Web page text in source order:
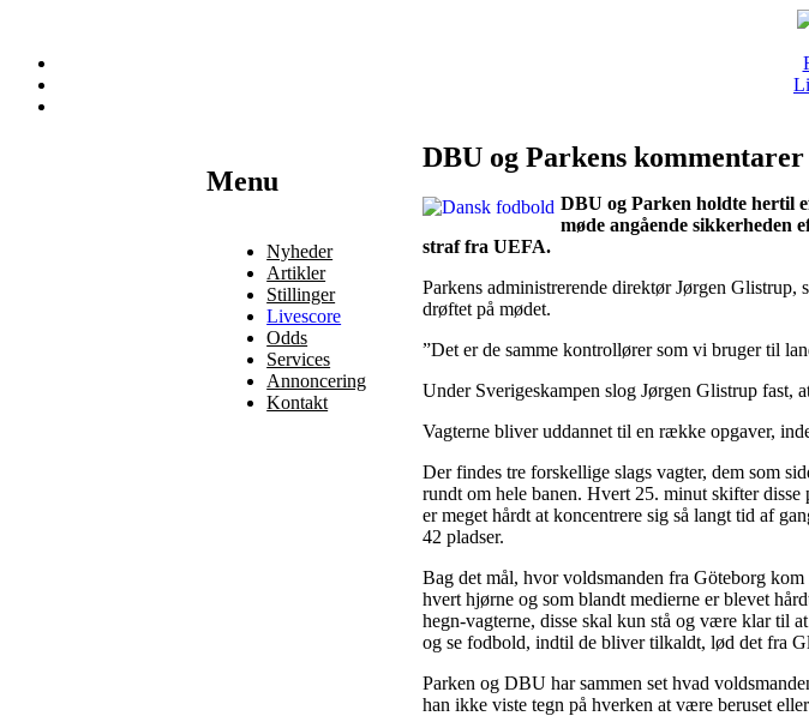
Menu
Nyheder
Artikler
Stillinger
Livescore
Odds
Services
Annoncering
Kontakt
DBU og Parkens kommentarer
DBU og Parken holdte hertil
møde angående sikkerheden
straf fra UEFA.
Parkens administrerende direktør Jørgen
drøftet på mødet.
”Det er de samme kontrollører som vi bruger til
Under Sverigeskampen slog Jørgen Glistrup fast,
Vagterne bliver uddannet til en række opgaver,
Der findes tre forskellige slags vagter, dem som
rundt om hele banen. Hvert 25. minut skifter disse
er meget hårdt at koncentrere sig så langt tid af
42 pladser.
Bag det mål, hvor voldsmanden fra Göteborg
hvert hjørne og som blandt medierne er blevet
hegn-vagterne, disse skal kun stå og være klar til
og se fodbold, indtil de bliver tilkaldt, lød det fra
Parken og DBU har sammen set hvad
han ikke viste tegn på hverken at være beruset